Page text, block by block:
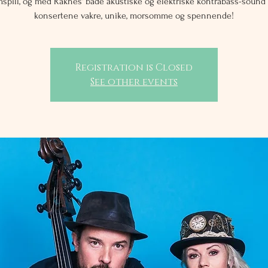
konsertene vakre, unike, morsomme og spennende!
Registration is Closed
See other events